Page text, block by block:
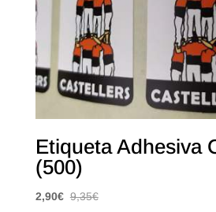
Etiqueta Adhesiva
(500)
2,90€ 9,35€